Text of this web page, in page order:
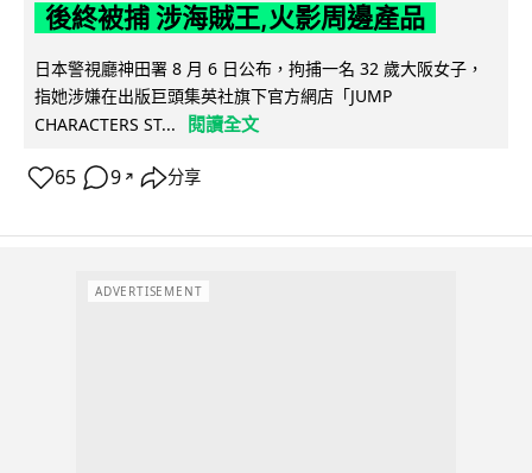
後終被捕 涉海賊王,火影周邊產品
日本警視廳神田署 8 月 6 日公布，拘捕一名 32 歲大阪女子，
指她涉嫌在出版巨頭集英社旗下官方網店「JUMP
CHARACTERS ST...
閱讀全文
65 9 ↗ 分享
ADVERTISEMENT